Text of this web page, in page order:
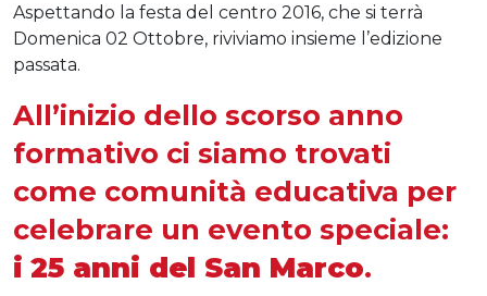
Aspettando la festa del centro 2016, che si terrà
Domenica 02 Ottobre, riviviamo insieme l’edizione
passata.
All’inizio dello scorso anno
formativo ci siamo trovati
come comunità educativa per
celebrare un evento speciale:
i 25 anni del San Marco.